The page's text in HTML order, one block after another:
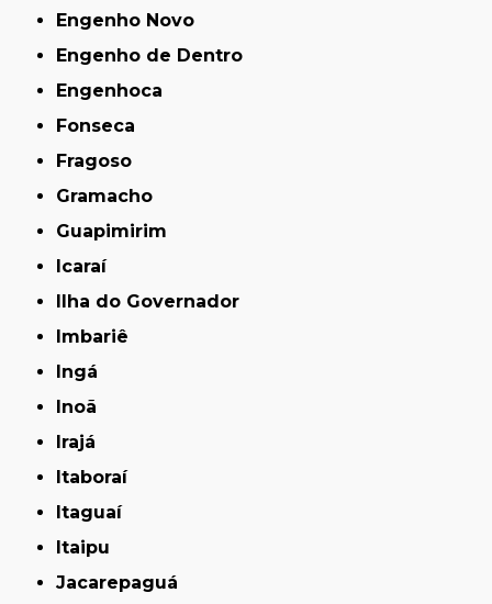
Engenho Novo
Engenho de Dentro
Engenhoca
Fonseca
Fragoso
Gramacho
Guapimirim
Icaraí
Ilha do Governador
Imbariê
Ingá
Inoã
Irajá
Itaboraí
Itaguaí
Itaipu
Jacarepaguá